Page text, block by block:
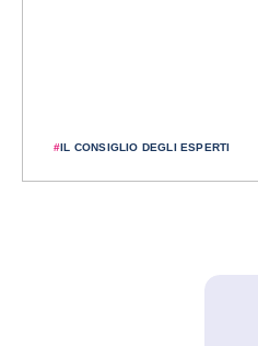
#IL CONSIGLIO DEGLI ESPERTI